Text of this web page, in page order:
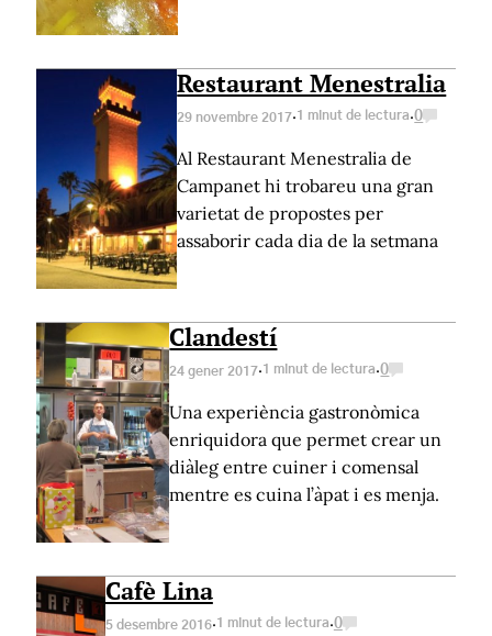
Restaurant Menestralia
29 novembre 2017·1 minut de lectura·0
Al Restaurant Menestralia de
Campanet hi trobareu una gran
varietat de propostes per
assaborir cada dia de la setmana
Clandestí
24 gener 2017·1 minut de lectura·0
Una experiència gastronòmica
enriquidora que permet crear un
diàleg entre cuiner i comensal
mentre es cuina l’àpat i es menja.
Cafè Lina
5 desembre 2016·1 minut de lectura·0